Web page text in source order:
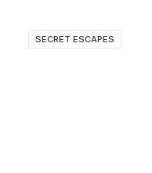
SECRET ESCAPES